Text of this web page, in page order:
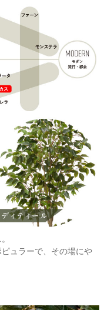
ュラーで、その場にや